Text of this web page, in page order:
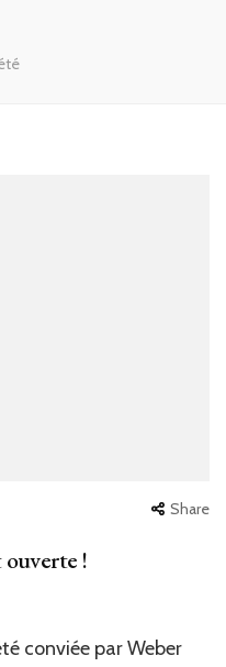
Share
ouverte !
conviée par Weber